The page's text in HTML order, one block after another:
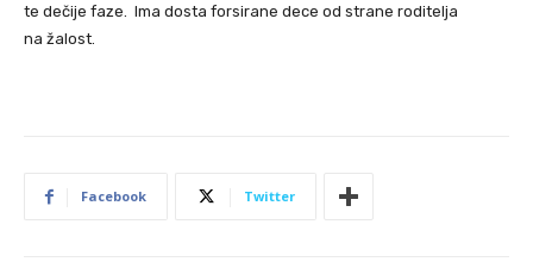
te dečije faze. Ima dosta forsirane dece od strane roditelja
na žalost.
Facebook Twitter